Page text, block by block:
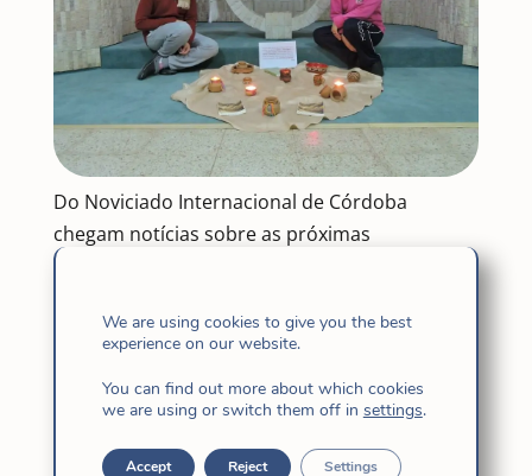
Do Noviciado Internacional de Córdoba
chegam notícias sobre as próximas
experiências que as noviças vivenciarão… As de
García Casañas, do Uruguai, farão os Exercícios
Noviciado como indicam nossas Constituições.
Elas os farão no Paraguai de 25 de julho a 28
de agosto, e as acompanhará sua mestra Sônia
We are using cookies to give you the best
experience on our website.
You can find out more about which cookies
we are using or switch them off in settings.
Accept Reject Settings